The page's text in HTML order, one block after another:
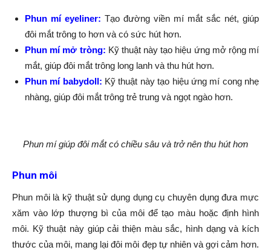
Phun mí eyeliner: Tạo đường viền mí mắt sắc nét, giúp
đôi mắt trông to hơn và có sức hút hơn.
Phun mí mở tròng: Kỹ thuật này tạo hiệu ứng mở rộng mí
mắt, giúp đôi mắt trông long lanh và thu hút hơn.
Phun mí babydoll: Kỹ thuật này tạo hiệu ứng mí cong nhẹ
nhàng, giúp đôi mắt trông trẻ trung và ngọt ngào hơn.
Phun mí giúp đôi mắt có chiều sâu và trở nên thu hút hơn
Phun môi
Phun môi là kỹ thuật sử dụng dụng cụ chuyên dụng đưa mực
xăm vào lớp thượng bì của môi để tạo màu hoặc định hình
môi. Kỹ thuật này giúp cải thiện màu sắc, hình dạng và kích
thước của môi, mang lại đôi môi đẹp tự nhiên và gợi cảm hơn.